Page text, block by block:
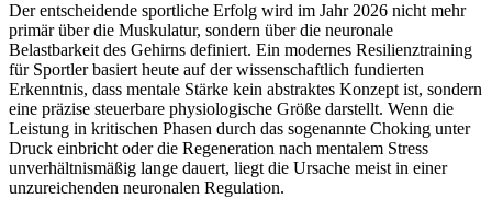
Der entscheidende sportliche Erfolg wird im Jahr 2026 nicht mehr
primär über die Muskulatur, sondern über die neuronale
Belastbarkeit des Gehirns definiert. Ein modernes Resilienztraining
für Sportler basiert heute auf der wissenschaftlich fundierten
Erkenntnis, dass mentale Stärke kein abstraktes Konzept ist, sondern
eine präzise steuerbare physiologische Größe darstellt. Wenn die
Leistung in kritischen Phasen durch das sogenannte Choking unter
Druck einbricht oder die Regeneration nach mentalem Stress
unverhältnismäßig lange dauert, liegt die Ursache meist in einer
unzureichenden neuronalen Regulation.